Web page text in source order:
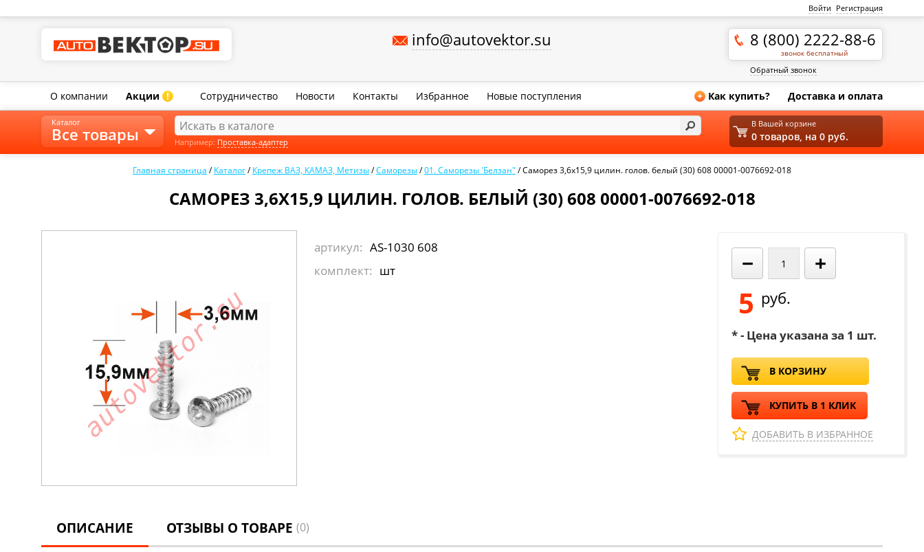
Войти Регистрация
info@autovektor.su 8 (800) 2222-88-6
звонок бесплатный
Обратный звонок
О компании Акции ! Сотрудничество Новости Контакты Избранное Новые поступления + Как купить? Доставка и оплата
Главная страница /Каталог/Крепеж ВАЗ, КАМАЗ, Метизы/Саморезы/01. Саморезы 'Белзан" /Саморез 3,6х15,9 цилин. голов. белый (30) 608 00001-0076692-018
САМОРЕЗ 3,6Х15,9 ЦИЛИН. ГОЛОВ. БЕЛЫЙ (30) 608 00001-0076692-018
артикул: AS-1030 608
комплект: шт − +
5 руб.
* - Цена указана за 1 шт.
В КОРЗИНУ
КУПИТЬ В 1 КЛИК
ДОБАВИТЬ В ИЗБРАННОЕ
ОПИСАНИЕ ОТЗЫВЫ О ТОВАРЕ (0)
Каталог
Все товары
В Вашей корзине
0 товаров, на 0 руб.
Например: Проставка-адаптер